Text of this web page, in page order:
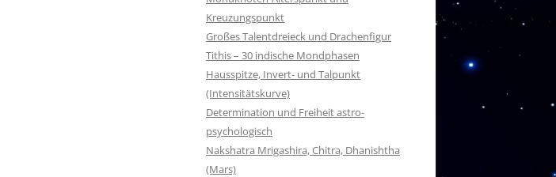
Kreuzungspunkt
Großes Talentdreieck und Drachenfigur
Tithis – 30 indische Mondphasen
Hausspitze, Invert- und Talpunkt
(Intensitätskurve)
Determination und Freiheit astro-
psychologisch
Nakshatra Mrigashira, Chitra, Dhanishtha
(Mars)